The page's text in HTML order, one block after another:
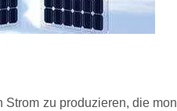
zu produzieren, die